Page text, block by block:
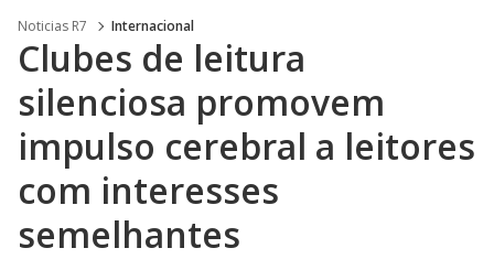
Noticias R7 Internacional
Clubes de leitura
silenciosa promovem
impulso cerebral a leitores
com interesses
semelhantes